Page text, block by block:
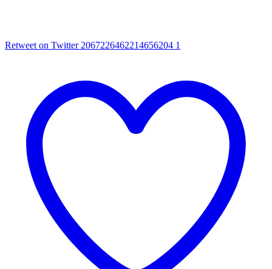
Retweet on Twitter 2067226462214656204 1